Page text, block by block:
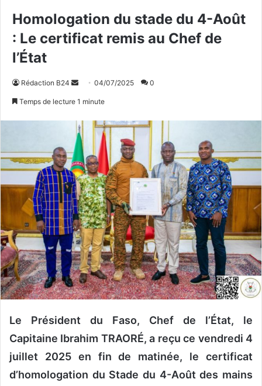
Homologation du stade du 4-Août
: Le certificat remis au Chef de
l’État
Rédaction B24
o
y
r
u
n
c
o
u
r
r
i
e
04/07/2025 0
Temps de lecture 1 minute
Le Président du Faso, Chef de l’État, le
Capitaine Ibrahim TRAORÉ, a reçu ce vendredi 4
juillet 2025 en fin de matinée, le certificat
d’homologation du Stade du 4-Août des mains